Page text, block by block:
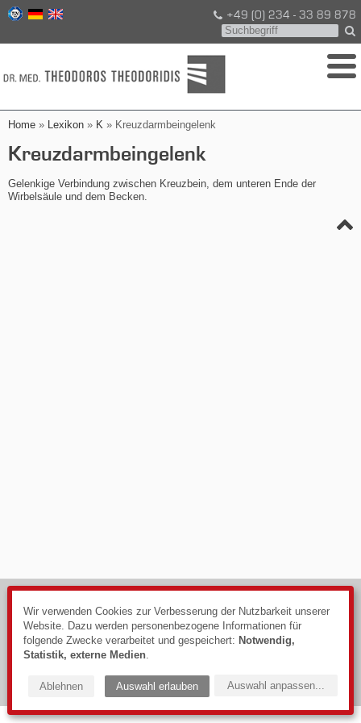
+49 (0) 234 - 33 89 878
Home » Lexikon » K » Kreuzdarmbeingelenk
Kreuzdarmbeingelenk
Gelenkige Verbindung zwischen Kreuzbein, dem unteren Ende der
Wirbelsäule und dem Becken.
© 2026
Impressum
Datenschutzerklärung
Webdesign: PIXELHAUS®
Wir verwenden Cookies zur Verbesserung der Nutzbarkeit unserer
Website. Dazu werden personenbezogene Informationen für
folgende Zwecke verarbeitet und gespeichert: Notwendig,
Statistik, externe Medien.
Ablehnen Auswahl erlauben Auswahl anpassen...